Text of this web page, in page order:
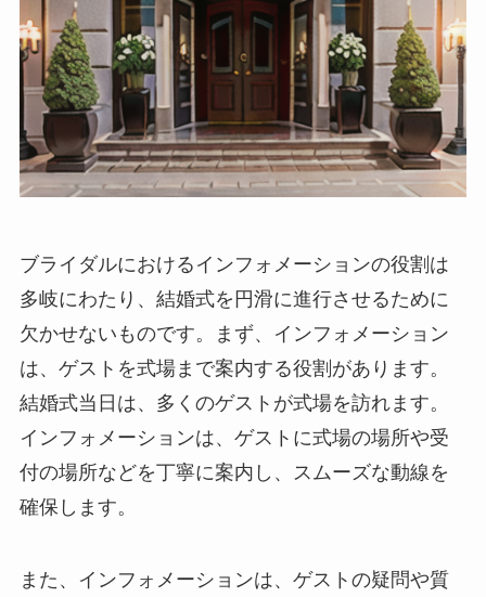
ブライダルにおける インフォメーションの役割は
多岐にわたり、結婚式を円滑に進行させるために
欠かせないものです。まず、
インフォメーション
は、ゲストを式場まで案内する役割があります。
結婚式当日は、多くのゲストが式場を訪れます。
インフォメーションは、ゲストに式場の場所や受
付の場所などを丁寧に案内し、スムーズな動線を
確保します。
また、 インフォメーションは、ゲストの疑問や質